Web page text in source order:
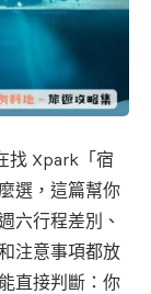
找 Xpark「宿
選，這篇幫你
六行程差別、
注意事項都放
直接判斷：你